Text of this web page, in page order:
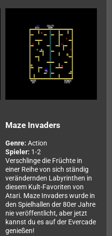
Maze Invaders
Genre: Action
Spieler: 1-2
Verschlinge die Früchte in
einer Reihe von sich ständig
verändernden Labyrinthen in
diesem Kult-Favoriten von
Atari. Maze Invaders wurde in
den Spielhallen der 80er Jahre
nie veröffentlicht, aber jetzt
kannst du es auf der Evercade
genießen!